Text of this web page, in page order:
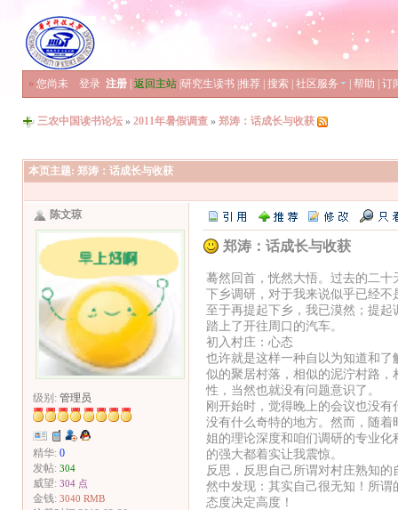
» 您尚未 登录 注册 返回主站 研究生读书 推荐 搜索 社区服务 帮助 订
三农中国读书论坛 » 2011年暑假调查 » 郑涛：话成长与收获
本页主题: 郑涛：话成长与收获
陈文琼
级别: 管理员
精华: 0
发帖: 304
威望: 304 点
金钱: 3040 RMB
郑涛：话成长与收获
蓦然回首，恍然大悟。过去的二
下乡调研，对于我来说似乎已经
至于再提起下乡，我已漠然；提
踏上了开往周口的汽车。
初入村庄：心态
也许就是这样一种自以为知道和了
似的聚居村落，相似的泥泞村路，
性，当然也就没有问题意识了。
刚开始时，觉得晚上的会议也没
没有什么奇特的地方。然而，随
姐的理论深度和咱们调研的专业
的强大都着实让我震惊。
反思，反思自己所谓对村庄熟知
然中发现：其实自己很无知！所
态度决定高度！